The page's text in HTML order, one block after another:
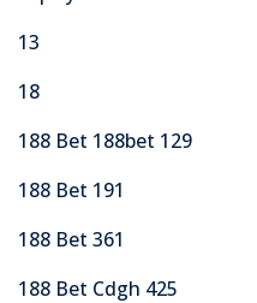
13
18
188 Bet 188bet 129
188 Bet 191
188 Bet 361
188 Bet Cdgh 425